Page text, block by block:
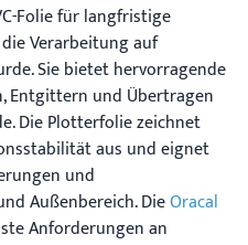
Folie für langfristige
Verarbeitung auf
Sie bietet hervorragende
Entgittern und Übertragen
Die Plotterfolie zeichnet
aus und eignet
und
Außenbereich. DieOracal
Anforderungen an